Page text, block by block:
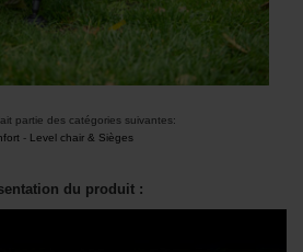
partie des catégories suivantes:
- Level chair & Sièges
du produit :